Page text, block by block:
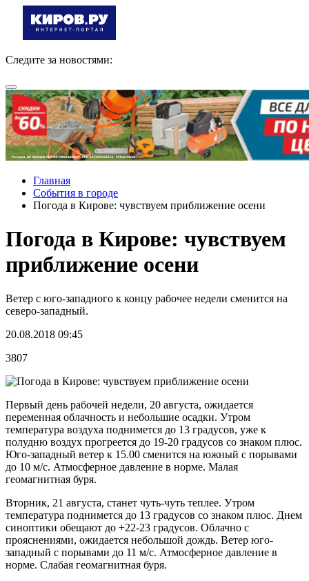
Следите за новостями:
Главная
События в городе
Погода в Кирове: чувствуем приближение осени
Погода в Кирове: чувствуем
приближение осени
Ветер с юго-западного к концу рабочее недели сменится на
северо-западный.
20.08.2018 09:45
3807
Первый день рабочей недели, 20 августа, ожидается
переменная облачность и небольшие осадки. Утром
температура воздуха поднимется до 13 градусов, уже к
полудню воздух прогреется до 19-20 градусов со знаком плюс.
Юго-западный ветер к 15.00 сменится на южный с порывами
до 10 м/с. Атмосферное давление в норме. Малая
геомагнитная буря.
Вторник, 21 августа, станет чуть-чуть теплее. Утром
температура поднимется до 13 градусов со знаком плюс. Днем
синоптики обещают до +22-23 градусов. Облачно с
прояснениями, ожидается небольшой дождь. Ветер юго-
западный с порывами до 11 м/с. Атмосферное давление в
норме. Слабая геомагнитная буря.